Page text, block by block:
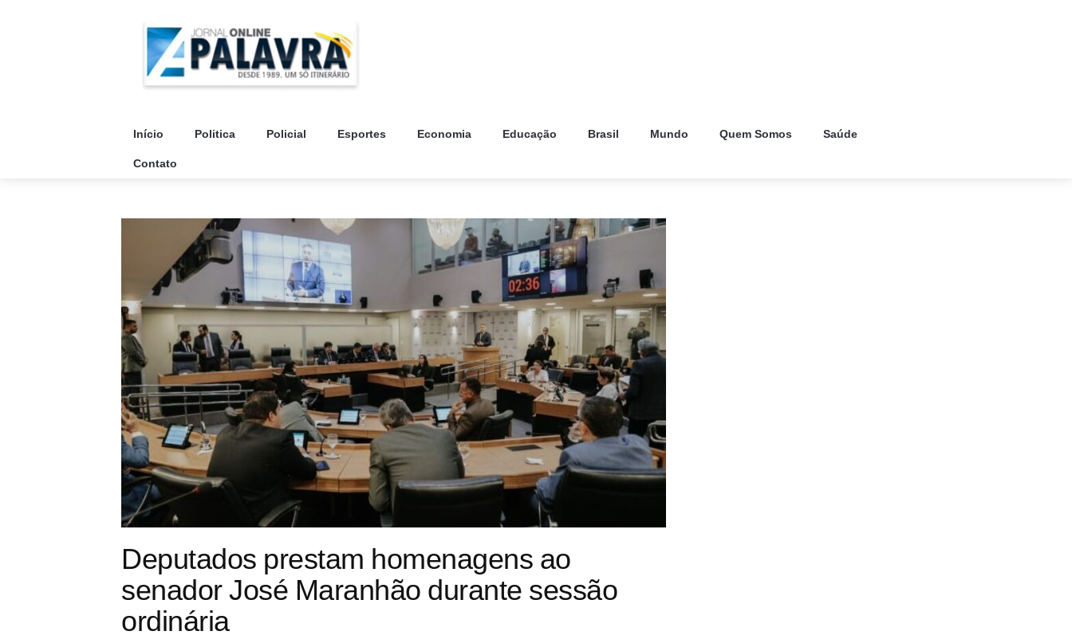
Início Politica Policial Esportes Economia Educação Brasil Mundo Quem Somos Saúde
Contato
Deputados prestam homenagens ao
senador José Maranhão durante sessão
ordinária